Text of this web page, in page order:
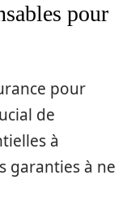
pour
pour
de
à
garanties à ne